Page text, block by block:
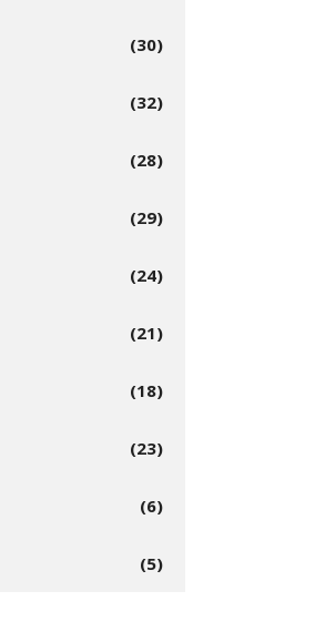
(30)
(32)
(28)
(29)
(24)
(21)
(18)
(23)
(6)
(5)